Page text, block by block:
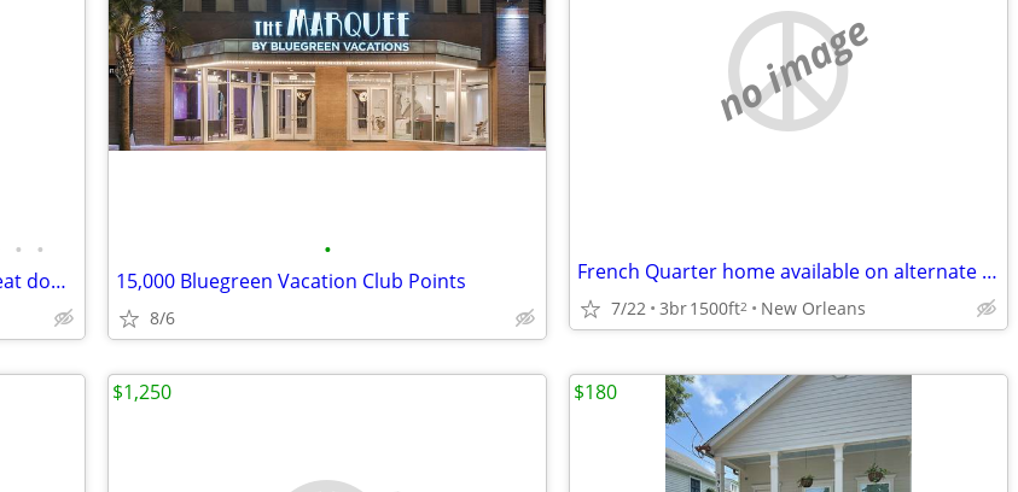
• •
LARGE GROUP Short Term Rental - great downtown location (Downtown near
•
15,000 Bluegreen Vacation Club Points
8/6
no image
French Quarter home available on alternate weeks - Yearly Lease
7/22 3br1500ft2 New Orleans
$1,250 $180